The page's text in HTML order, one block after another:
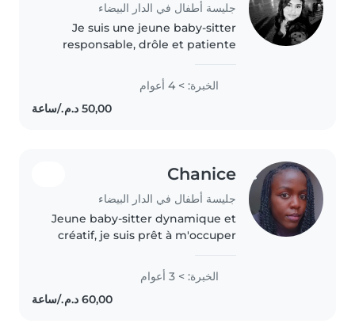
جليسة أطفال في الدار البيضاء
Je suis une jeune baby-sitter
responsable, drôle et patiente
bébés, les tout-petits, les écoliers
et les adolescents. Je suis
الخبرة: > 4 أعوام
Chanice
جليسة أطفال في الدار البيضاء
Jeune baby-sitter dynamique et
créatif, je suis prêt à m'occuper
enthousiasme et responsabilité.
Bien que je débute dans le baby-
sitting, j'ai une grande affection..
الخبرة: > 3 أعوام